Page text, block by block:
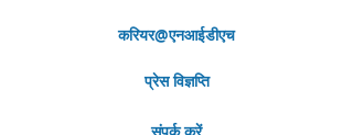
करियर@एनआईडीएच
प्रेस विज्ञप्ति